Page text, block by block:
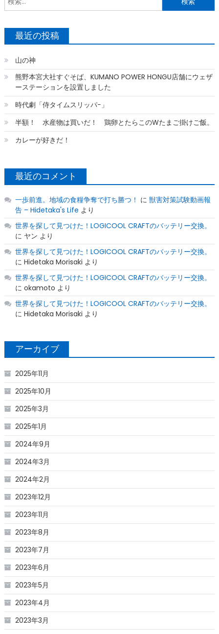
最近の投稿
山の神
熊野本宮大社すぐそば、KUMANO POWER HONGU店舗にウェザ
ーステーションを設置しました
時代劇「侍タイムスリッパ−」
半額！ 水産物は買いだ！ 鶏卵とたらこのWたまご掛けご飯。
カレーが好きだ！
最近のコメント
一歩前進。地域の食糧争奪で打ち勝つ！ に 獣害対策試験動画報
告 – Hidetaka's Life より
世界を探して見つけた！LOGICOOL CRAFTのバッテリー交換。
に ヤン より
世界を探して見つけた！LOGICOOL CRAFTのバッテリー交換。
に Hidetaka Morisaki より
世界を探して見つけた！LOGICOOL CRAFTのバッテリー交換。
に okamoto より
世界を探して見つけた！LOGICOOL CRAFTのバッテリー交換。
に Hidetaka Morisaki より
アーカイブ
2025年11月
2025年10月
2025年3月
2025年1月
2024年9月
2024年3月
2024年2月
2023年12月
2023年11月
2023年8月
2023年7月
2023年6月
2023年5月
2023年4月
2023年3月